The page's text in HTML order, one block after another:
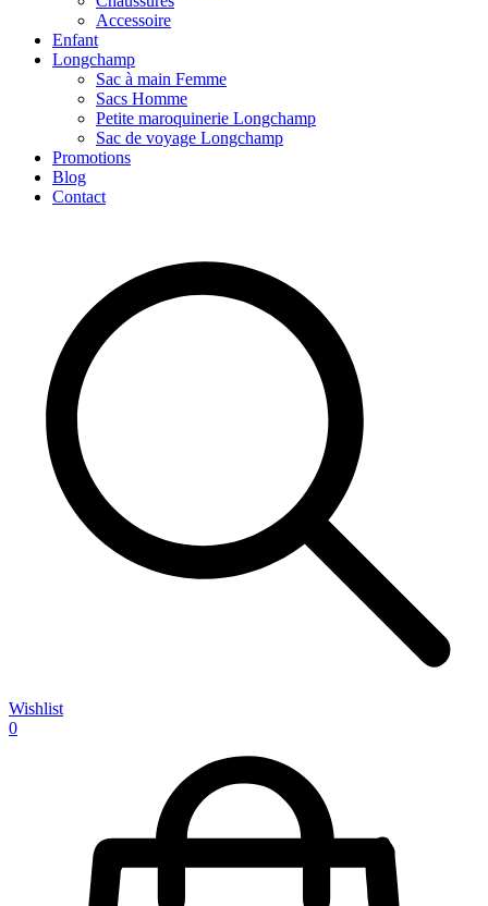
Accessoire
Enfant
Longchamp
Sac à main Femme
Sacs Homme
Petite maroquinerie Longchamp
Sac de voyage Longchamp
Promotions
Blog
Contact
Wishlist
0